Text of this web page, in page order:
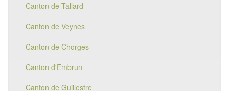
Canton de Tallard
Canton de Veynes
Canton de Chorges
Canton d'Embrun
Canton de Guillestre